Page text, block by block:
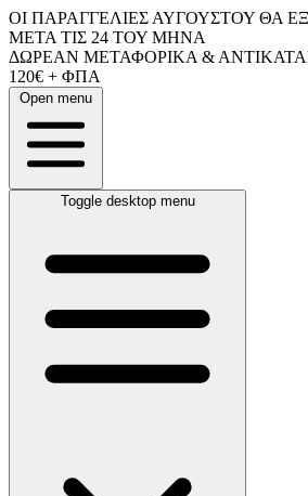
ΟΙ ΠΑΡΑΓΓΕΛΙΕΣ ΑΥΓΟΥΣΤΟΥ ΘΑ
ΜΕΤΑ ΤΙΣ 24 ΤΟΥ ΜΗΝΑ
ΔΩΡΕΑΝ ΜΕΤΑΦΟΡΙΚΑ &
120€ + ΦΠΑ
Open menu
Toggle desktop menu